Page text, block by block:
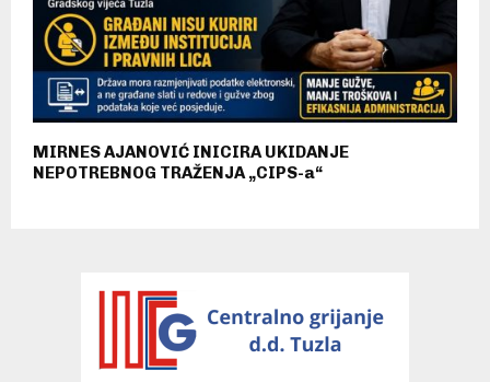
MIRNES AJANOVIĆ INICIRA UKIDANJE
NEPOTREBNOG TRAŽENJA „CIPS-a“